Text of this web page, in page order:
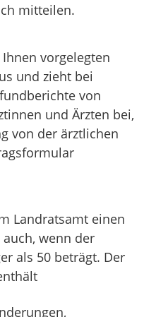
mitteilen.
vorgelegten
und zieht bei
von
und Ärzten bei,
von der ärztlichen
Landratsamt einen
wenn der
als 50 beträgt. Der